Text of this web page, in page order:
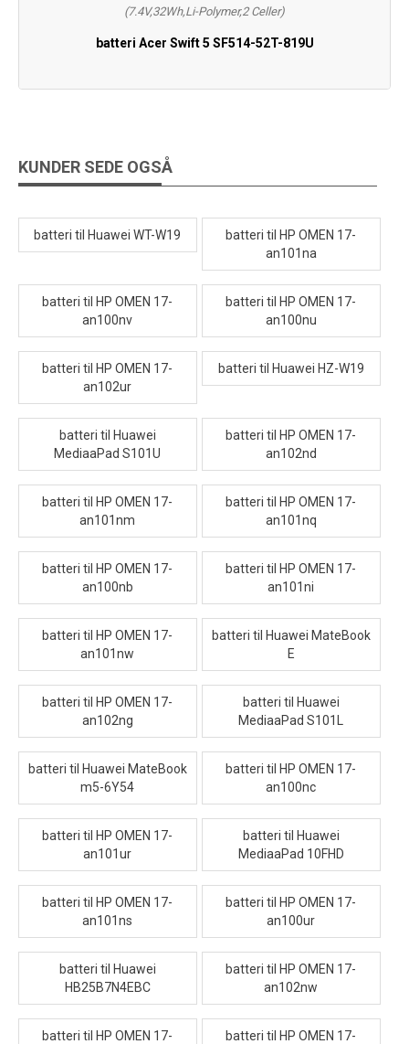
(7.4V,32Wh,Li-Polymer,2 Celler)
batteri Acer Swift 5 SF514-52T-819U
KUNDER SEDE OGSÅ
batteri til Huawei WT-W19
batteri til HP OMEN 17-
an101na
batteri til HP OMEN 17-
an100nv
batteri til HP OMEN 17-
an100nu
batteri til HP OMEN 17-
an102ur
batteri til Huawei HZ-W19
batteri til Huawei
MediaaPad S101U
batteri til HP OMEN 17-
an102nd
batteri til HP OMEN 17-
an101nm
batteri til HP OMEN 17-
an101nq
batteri til HP OMEN 17-
an100nb
batteri til HP OMEN 17-
an101ni
batteri til HP OMEN 17-
an101nw
batteri til Huawei MateBook
E
batteri til HP OMEN 17-
an102ng
batteri til Huawei
MediaaPad S101L
batteri til Huawei MateBook
m5-6Y54
batteri til HP OMEN 17-
an100nc
batteri til HP OMEN 17-
an101ur
batteri til Huawei
MediaaPad 10FHD
batteri til HP OMEN 17-
an101ns
batteri til HP OMEN 17-
an100ur
batteri til Huawei
HB25B7N4EBC
batteri til HP OMEN 17-
an102nw
batteri til HP OMEN 17-
batteri til HP OMEN 17-